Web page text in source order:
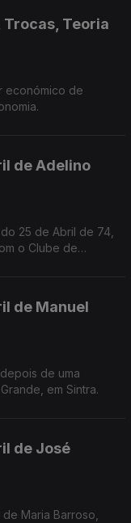
Trocas, Teoria
económico de
de Adelino
25 de Abril de 74,
o Clube de
de Manuel
de uma
em Sintra.
de José
Maria Barroso,